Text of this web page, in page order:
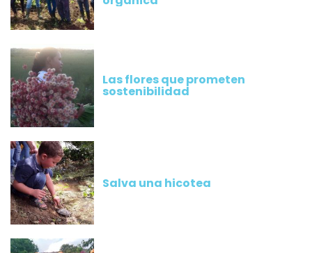
Las flores que prometen
sostenibilidad
Salva una hicotea